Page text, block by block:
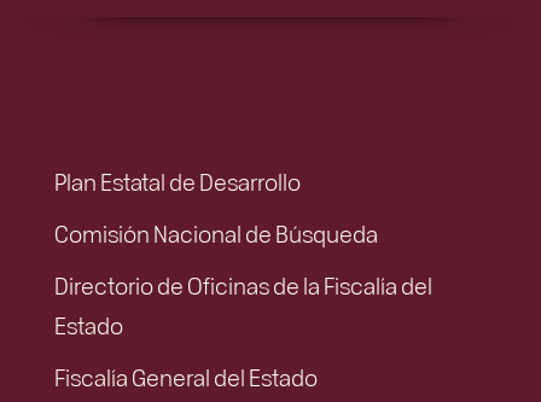
Plan Estatal de Desarrollo
Comisión Nacional de Búsqueda
Directorio de Oficinas de la Fiscalía del
Estado
Fiscalía General del Estado